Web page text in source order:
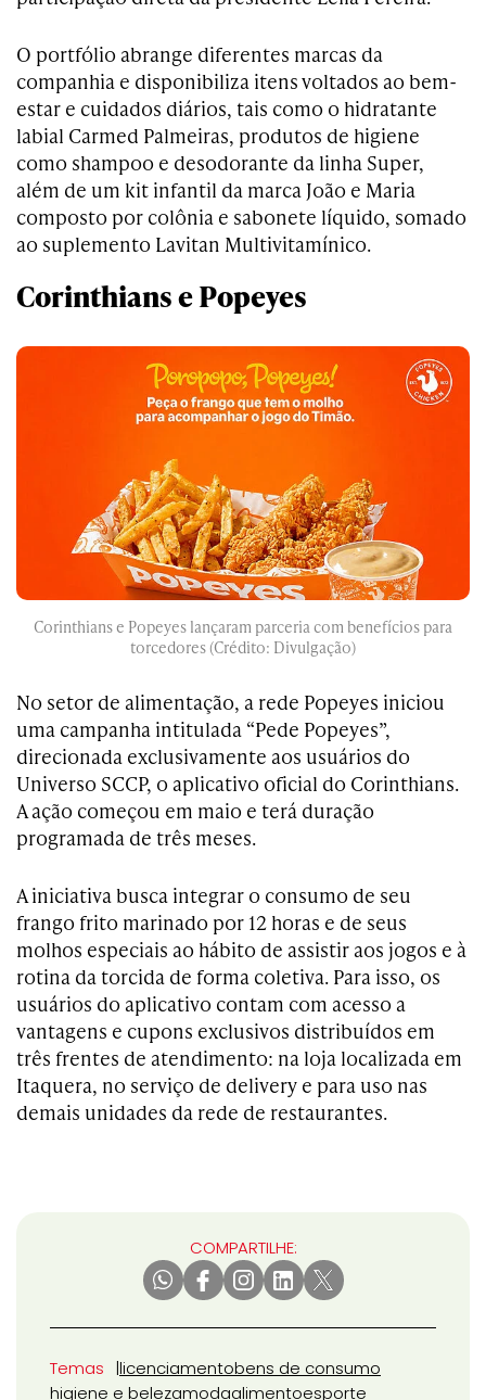
O portfólio abrange diferentes marcas da
companhia e disponibiliza itens voltados ao bem-
estar e cuidados diários, tais como o hidratante
labial Carmed Palmeiras, produtos de higiene
como shampoo e desodorante da linha Super,
além de um kit infantil da marca João e Maria
composto por colônia e sabonete líquido, somado
ao suplemento Lavitan Multivitamínico.
Corinthians e Popeyes
Corinthians e Popeyes lançaram parceria com benefícios para
torcedores (Crédito: Divulgação)
No setor de alimentação, a rede Popeyes iniciou
uma campanha intitulada “Pede Popeyes”,
direcionada exclusivamente aos usuários do
Universo SCCP, o aplicativo oficial do Corinthians.
A ação começou em maio e terá duração
programada de três meses.
A iniciativa busca integrar o consumo de seu
frango frito marinado por 12 horas e de seus
molhos especiais ao hábito de assistir aos jogos e à
rotina da torcida de forma coletiva. Para isso, os
usuários do aplicativo contam com acesso a
vantagens e cupons exclusivos distribuídos em
três frentes de atendimento: na loja localizada em
Itaquera, no serviço de delivery e para uso nas
demais unidades da rede de restaurantes.
COMPARTILHE:
Temas licenciamentobens de consumo
higiene e belezamodaalimentoesporte